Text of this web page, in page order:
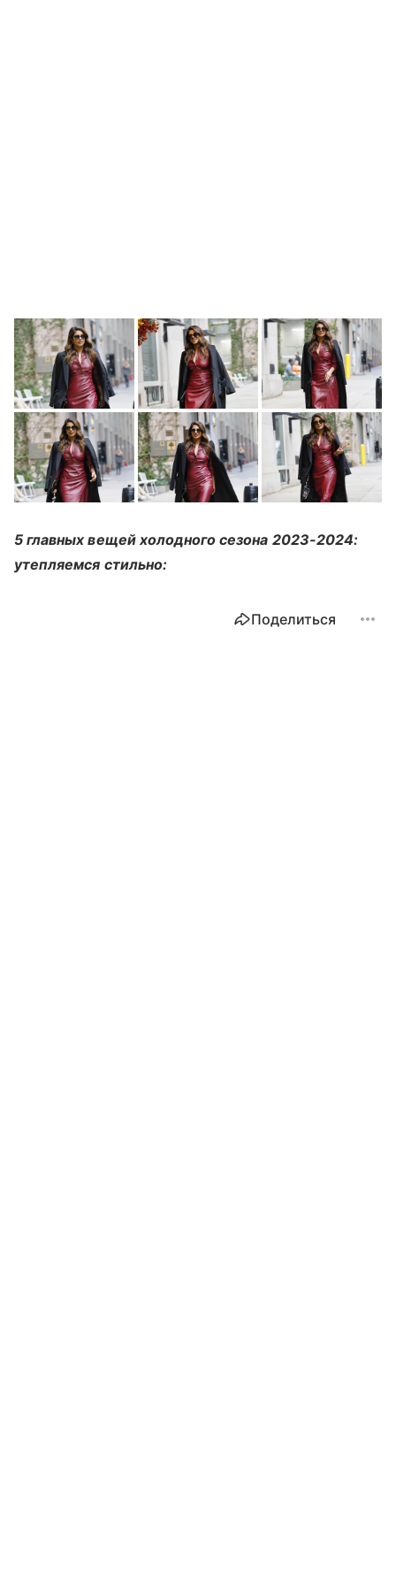
5 главных вещей холодного сезона 2023-2024:
утепляемся стильно:
Поделиться